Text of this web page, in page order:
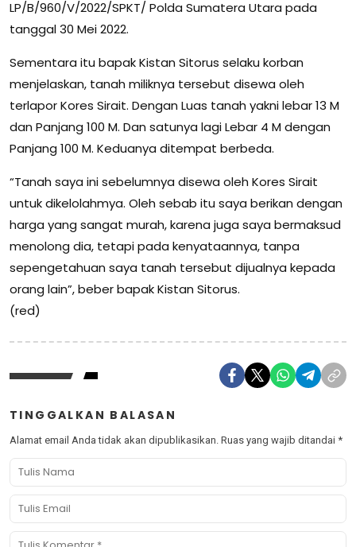
LP/B/960/V/2022/SPKT/ Polda Sumatera Utara pada
tanggal 30 Mei 2022.
Sementara itu bapak Kistan Sitorus selaku korban
menjelaskan, tanah miliknya tersebut disewa oleh
terlapor Kores Sirait. Dengan Luas tanah yakni lebar 13 M
dan Panjang 100 M. Dan satunya lagi Lebar 4 M dengan
Panjang 100 M. Keduanya ditempat berbeda.
“Tanah saya ini sebelumnya disewa oleh Kores Sirait
untuk dikelolahmya. Oleh sebab itu saya berikan dengan
harga yang sangat murah, karena juga saya bermaksud
menolong dia, tetapi pada kenyataannya, tanpa
sepengetahuan saya tanah tersebut dijualnya kepada
orang lain”, beber bapak Kistan Sitorus.
(red)
TINGGALKAN BALASAN
Alamat email Anda tidak akan dipublikasikan. Ruas yang wajib ditandai *